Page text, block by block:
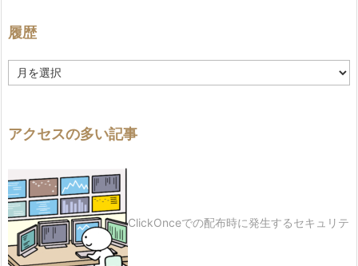
履歴
歴
アクセスの多い記事
ClickOnceでの配布時に発生するセキュリテ